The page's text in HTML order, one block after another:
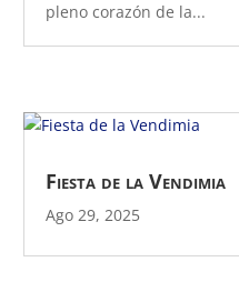
pleno corazón de la...
Fiesta de la Vendimia
Ago 29, 2025